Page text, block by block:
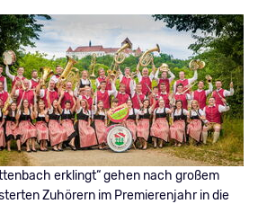
erklingt“ gehen nach großem
Zuhörern im Premierenjahr in die